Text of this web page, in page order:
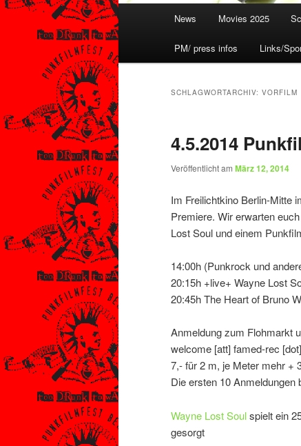
News Movies 2025
PM/ press infos Links/
SCHLAGWORTARCHIV: VORFILM
4.5.2014
Veröffentlicht am März 12, 2014
Im Freilichtkino Berlin-Mitte
Premiere. Wir erwarten
Lost Soul und einem
14:00h (Punkrock und
20:15h +live+ Wayne Lost
20:45h The Heart of Bruno
Anmeldung zum Flohmarkt
welcome [att] famed-rec
7,- für 2 m, je Meter mehr +
Die ersten 10
Wayne Lost Soulspielt ein
gesorgt